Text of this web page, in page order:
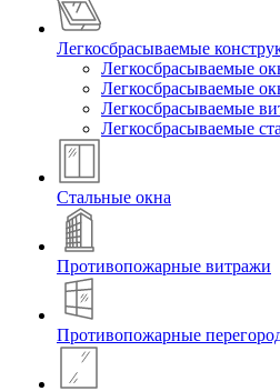
Легкосбрасываемые
Легкосбрасываемые
Легкосбрасываемые
Легкосбрасываемые
Легкосбрасываемые
Стальные окна
Противопожарные витражи
Противопожарные